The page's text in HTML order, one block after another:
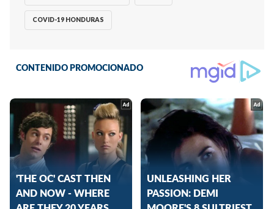
COVID-19 HONDURAS